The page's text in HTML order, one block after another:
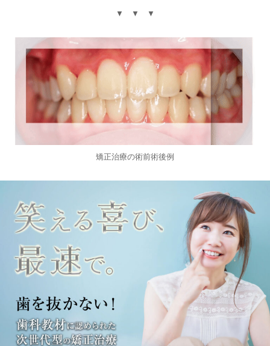
▼ ▼ ▼
矯正治療の術前術後例